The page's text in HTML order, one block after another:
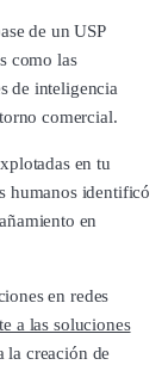
de un USP
como las
de inteligencia
comercial.
en tu
humanos identificó
en
en redes
a las soluciones
la creación de